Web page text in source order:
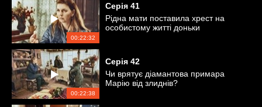
00:22:32
Серія 41
Рідна мати поставила хрест на
особистому житті доньки
00:22:38
Серія 42
Чи врятує діамантова примара
Марію від злиднів?